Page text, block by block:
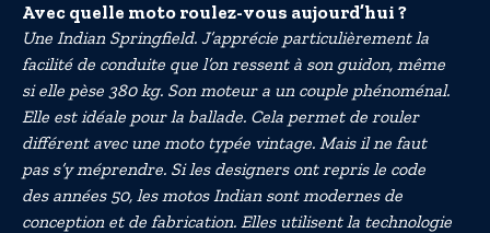
Avec quelle moto roulez-vous aujourd’hui ?
Une Indian Springfield. J’apprécie particulièrement la
facilité de conduite que l’on ressent à son guidon, même
si elle pèse 380 kg. Son moteur a un couple phénoménal.
Elle est idéale pour la ballade. Cela permet de rouler
différent avec une moto typée vintage. Mais il ne faut
pas s’y méprendre. Si les designers ont repris le code
des années 50, les motos Indian sont modernes de
conception et de fabrication. Elles utilisent la technologie